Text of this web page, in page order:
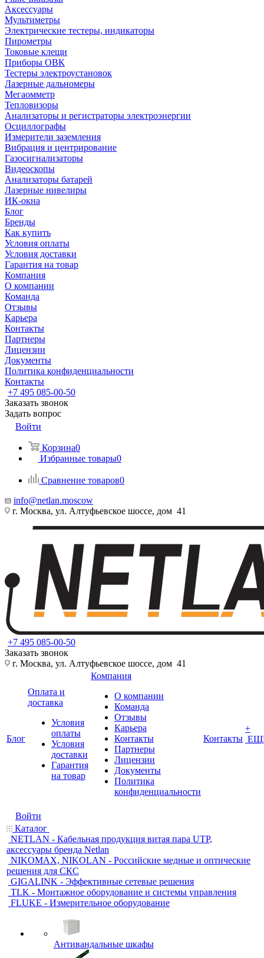
Аксессуары
Мультиметры
Электрические тестеры, индикаторы
Пирометры
Токовые клещи
Приборы ОВК
Тестеры электроустановок
Лазерные дальномеры
Мегаомметр
Тепловизоры
Анализаторы и регистраторы электроэнергии
Осциллографы
Измерители заземления
Вибрация и центрирование
Газосигнализаторы
Видеоскопы
Анализаторы батарей
Лазерные нивелиры
ИК-окна
Блог
Бренды
Как купить
Условия оплаты
Условия доставки
Гарантия на товар
Компания
О компании
Команда
Отзывы
Карьера
Контакты
Партнеры
Лицензии
Документы
Политика конфиденциальности
Контакты
+7 495 085-00-50
Заказать звонок
Задать вопрос
Войти
Корзина0
Избранные товары0
Сравнение товаров0
info@netlan.moscow
г. Москва, ул. Алтуфьевское шоссе, дом 41
+7 495 085-00-50
Заказать звонок
г. Москва, ул. Алтуфьевское шоссе, дом 41
Блог
Оплата и
доставка
Условия
оплаты
Условия
доставки
Гарантия
на товар
Компания
О компании
Команда
Отзывы
Карьера
Контакты
Партнеры
Лицензии
Документы
Политика
конфиденциальности
Контакты
+
Войти
Каталог
NETLAN - Кабельная продукция витая пара UTP,
аксессуары бренда Netlan
NIKOMAX, NIKOLAN - Российские медные и оптические
решения для СКС
GIGALINK - Эффективные сетевые решения
TLK - Монтажное оборудование и системы управления
FLUKE - Измерительное оборудование
Антивандальные шкафы